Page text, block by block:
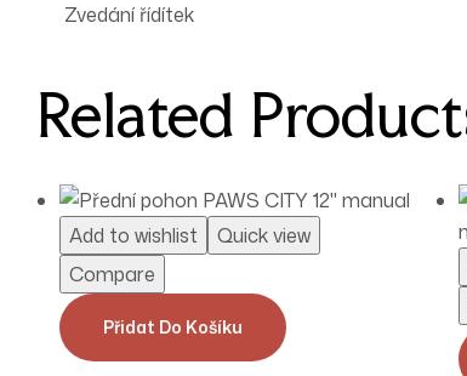
Zvedání řídítek
Related
Add to wishlist
Quick view
Compare
Přidat Do Košíku